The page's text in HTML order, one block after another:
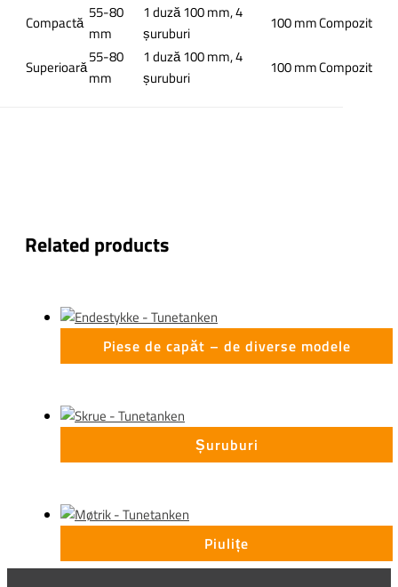
Compactă
55-80
mm
1 duză 100 mm, 4
șuruburi
100 mmCompozit
Superioară
55-80
mm
1 duză 100 mm, 4
șuruburi
100 mmCompozit
Related products
Piese de capăt – de diverse modele
Șuruburi
Piulițe